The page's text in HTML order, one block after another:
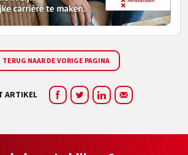
TERUG NAAR DE VORIGE PAGINA
ARTIKEL